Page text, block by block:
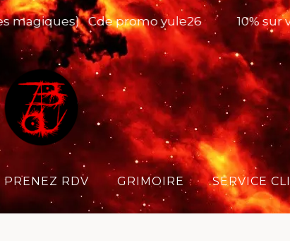
magiques) Cde promo yule26 10% sur
PRENEZ RDV GRIMOIRE SERVICE